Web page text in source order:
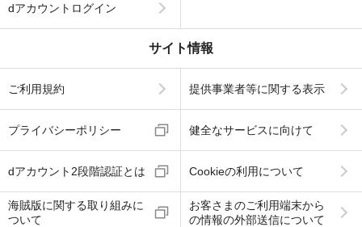
dアカウントログイン
サイト情報
ご利用規約 提供事業者等に関する表示
プライバシーポリシー 健全なサービスに向けて
dアカウント2段階認証とは Cookieの利用について
海賊版に関する取り組みに
ついて
お客さまのご利用端末から
の情報の外部送信について